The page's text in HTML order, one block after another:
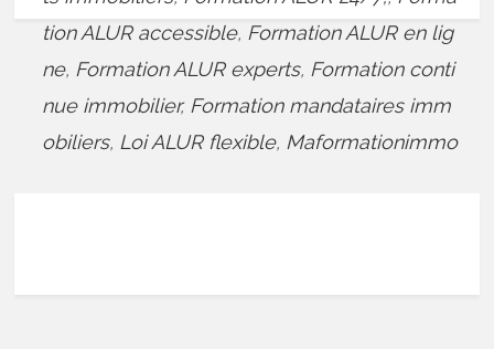
tion ALUR accessible, Formation ALUR en lig
ne, Formation ALUR experts, Formation conti
nue immobilier, Formation mandataires imm
obiliers, Loi ALUR flexible, Maformationimmo